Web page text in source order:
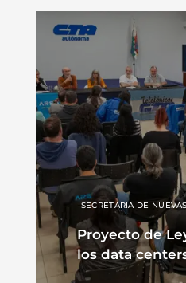
Proyecto de
los data
SECRETARIA DE